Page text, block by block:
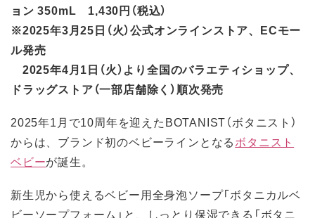
ョン 350mL 1,430円（税込）
※2025年3月25日（火）公式オンラインストア、ECモー
ル発売
2025年4月1日（火）より全国のバラエティショップ、
ドラッグストア（一部店舗除く）順次発売
2025年1月で10周年を迎えたBOTANIST（ボタニスト）
からは、ブランド初のベビーラインとなるボタニスト
ベビーが誕生。
新生児から使えるベビー用全身泡ソープ「ボタニカルベ
ビーソープフォーム」と、しっとり保湿できる「ボタニ